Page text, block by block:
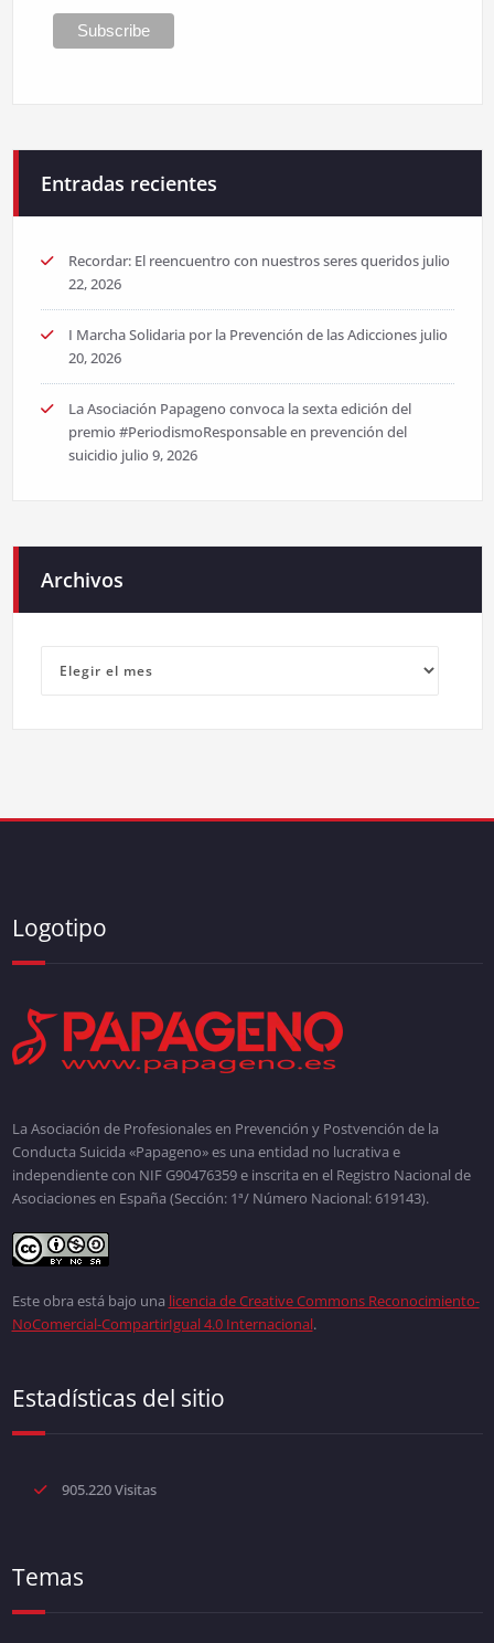
Entradas recientes
Recordar: El reencuentro con nuestros seres queridos julio
22, 2026
I Marcha Solidaria por la Prevención de las Adicciones julio
20, 2026
La Asociación Papageno convoca la sexta edición del
premio #PeriodismoResponsable en prevención del
suicidio julio 9, 2026
Archivos
Logotipo
La Asociación de Profesionales en Prevención y Postvención de la
Conducta Suicida «Papageno» es una entidad no lucrativa e
independiente con NIF G90476359 e inscrita en el Registro Nacional de
Asociaciones en España (Sección: 1ª/ Número Nacional: 619143).
Este obra está bajo una licencia de Creative Commons Reconocimiento-
NoComercial-CompartirIgual 4.0 Internacional.
Estadísticas del sitio
905.220 Visitas
Temas